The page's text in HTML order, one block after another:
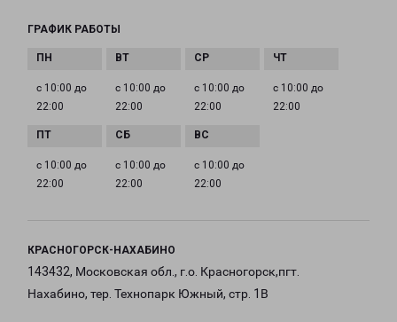
ГРАФИК РАБОТЫ
с 10:00 до
22:00
с 10:00 до
22:00
с 10:00 до
22:00
с 10:00 до
22:00
с 10:00 до
22:00
с 10:00 до
22:00
с 10:00 до
22:00
КРАСНОГОРСК-НАХАБИНО
143432, Московская обл., г.о. Красногорск,пгт.
Нахабино, тер. Технопарк Южный, стр. 1В